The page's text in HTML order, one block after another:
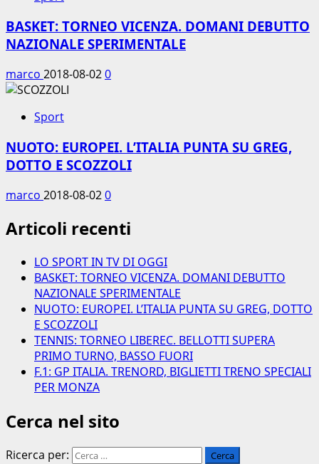
BASKET: TORNEO VICENZA. DOMANI DEBUTTO
NAZIONALE SPERIMENTALE
marco 2018-08-020
Sport
NUOTO: EUROPEI. L’ITALIA PUNTA SU GREG,
DOTTO E SCOZZOLI
marco 2018-08-020
Articoli recenti
LO SPORT IN TV DI OGGI
BASKET: TORNEO VICENZA. DOMANI DEBUTTO
NAZIONALE SPERIMENTALE
NUOTO: EUROPEI. L’ITALIA PUNTA SU GREG, DOTTO
E SCOZZOLI
TENNIS: TORNEO LIBEREC. BELLOTTI SUPERA
PRIMO TURNO, BASSO FUORI
F.1: GP ITALIA. TRENORD, BIGLIETTI TRENO SPECIALI
PER MONZA
Cerca nel sito
Ricerca per: